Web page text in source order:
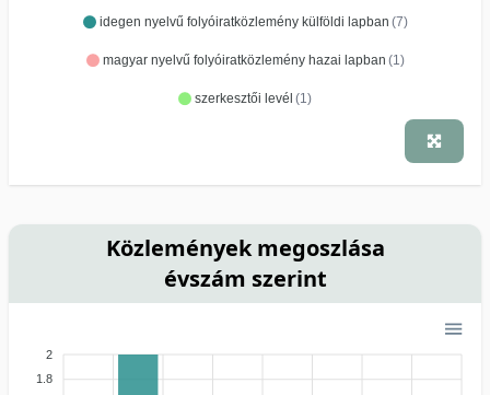
idegen nyelvű folyóiratközlemény külföldi lapban (7)
magyar nyelvű folyóiratközlemény hazai lapban (1)
szerkesztői levél (1)
Közlemények megoszlása
évszám szerint
2
1.8